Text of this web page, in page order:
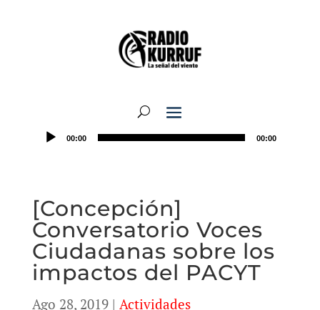
00:00 00:00
[Concepción]
Conversatorio Voces
Ciudadanas sobre los
impactos del PACYT
Ago 28, 2019| Actividades